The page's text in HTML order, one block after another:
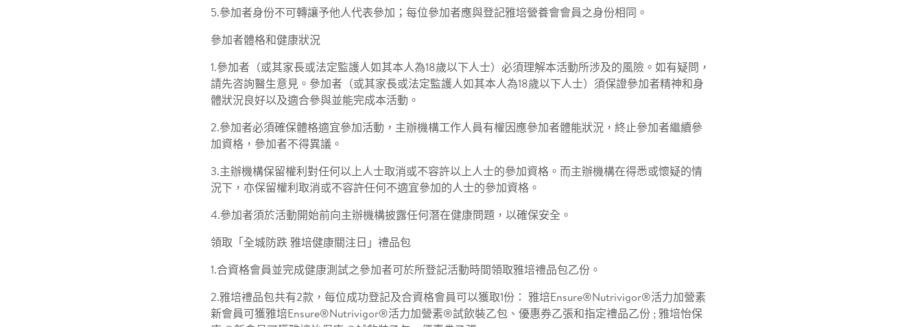
5.參加者身份不可轉讓予他人代表參加；每位參加者應與登記雅培營養會會員之身份相同。
參加者體格和健康狀況
1.參加者（或其家長或法定監護人如其本人為18歲以下人士）必須理解本活動所涉及的風險。如有疑問，
請先咨詢醫生意見。參加者（或其家長或法定監護人如其本人為18歲以下人士）須保證參加者精神和身
體狀況良好以及適合參與並能完成本活動。
2.參加者必須確保體格適宜參加活動，主辦機構工作人員有權因應參加者體能狀況，終止參加者繼續參
加資格，參加者不得異議。
3.主辦機構保留權利對任何以上人士取消或不容許以上人士的參加資格。而主辦機構在得悉或懷疑的情
況下，亦保留權利取消或不容許任何不適宜參加的人士的參加資格。
4.參加者須於活動開始前向主辦機構披露任何潛在健康問題，以確保安全。
領取「全城防跌 雅培健康關注日」禮品包
1.合資格會員並完成健康測試之參加者可於所登記活動時間領取雅培禮品包乙份。
2.雅培禮品包共有2款，每位成功登記及合資格會員可以獲取1份： 雅培Ensure®Nutrivigor®活力加營素
新會員可獲雅培Ensure®Nutrivigor®活力加營素®​試飲裝乙包、優惠券乙張和指定禮品乙份 ; 雅培怡保